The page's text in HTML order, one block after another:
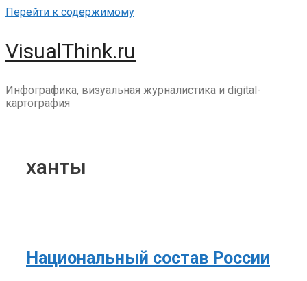
Перейти к содержимому
VisualThink.ru
Инфографика, визуальная журналистика и digital-
картография
ханты
Национальный состав России